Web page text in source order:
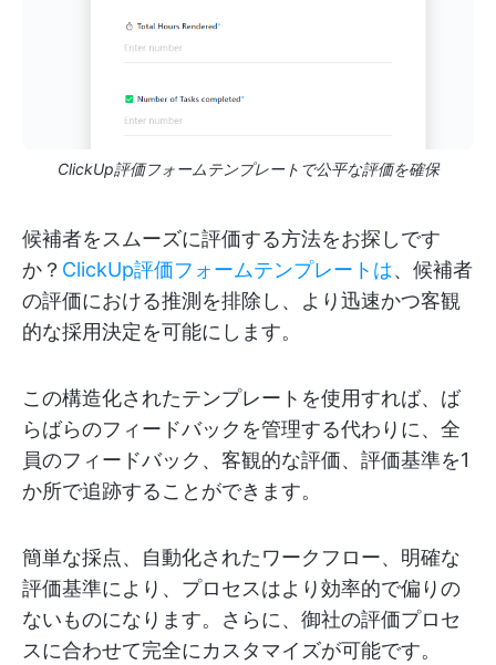
ClickUp評価フォームテンプレートで公平な評価を確保
候補者をスムーズに評価する方法をお探しです
か？ ClickUp評価フォームテンプレートは、候補者
の評価における推測を排除し、より迅速かつ客観
的な採用決定を可能にします。
この構造化されたテンプレートを使用すれば、ば
らばらのフィードバックを管理する代わりに、全
員のフィードバック、客観的な評価、評価基準を1
か所で追跡することができます。
簡単な採点、自動化されたワークフロー、明確な
評価基準により、プロセスはより効率的で偏りの
ないものになります。さらに、御社の評価プロセ
スに合わせて完全にカスタマイズが可能です。